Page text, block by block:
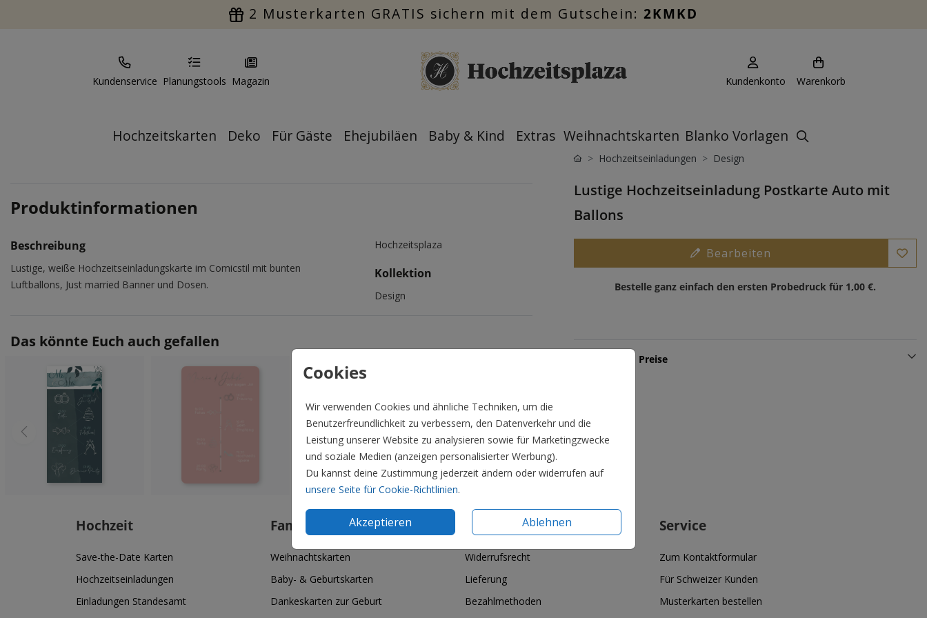
2 Musterkarten GRATIS sichern mit dem Gutschein: 2KMKD
Kundenservice Planungstools Magazin Kundenkonto Warenkorb
Hochzeitskarten Deko Für Gäste Ehejubiläen Baby & Kind Extras Weihnachtskarten Blanko Vorlagen
Cookies
Wir verwenden Cookies und ähnliche Techniken, um die
Benutzerfreundlichkeit zu verbessern, den Datenverkehr und die
Leistung unserer Website zu analysieren sowie für Marketingzwecke
und soziale Medien (anzeigen personalisierter Werbung).
Du kannst deine Zustimmung jederzeit ändern oder widerrufen auf
unsere Seite für Cookie-Richtlinien.
Akzeptieren Ablehnen
Produktinformationen
Beschreibung
Lustige, weiße Hochzeitseinladungskarte im Comicstil mit bunten
Luftballons, Just married Banner und Dosen.
Hochzeitsplaza
Kollektion
Design
Das könnte Euch auch gefallen
Hochzeitseinladungen Design
Lustige Hochzeitseinladung Postkarte Auto mit
Ballons
Bearbeiten
Bestelle ganz einfach den ersten Probedruck für 1,00 €.
Formate und Preise
Hochzeit
Save-the-Date Karten
Hochzeitseinladungen
Einladungen Standesamt
Familie & Feiertage
Weihnachtskarten
Baby- & Geburtskarten
Dankeskarten zur Geburt
Informationen
Widerrufsrecht
Lieferung
Bezahlmethoden
Service
Zum Kontaktformular
Für Schweizer Kunden
Musterkarten bestellen